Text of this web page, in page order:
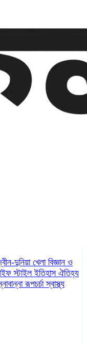
দুনিয়াখেলা বিজ্ঞান ও
স্টাইলইতিহাস ঐতিহ্য
রূপচর্চাস্বাস্থ্য